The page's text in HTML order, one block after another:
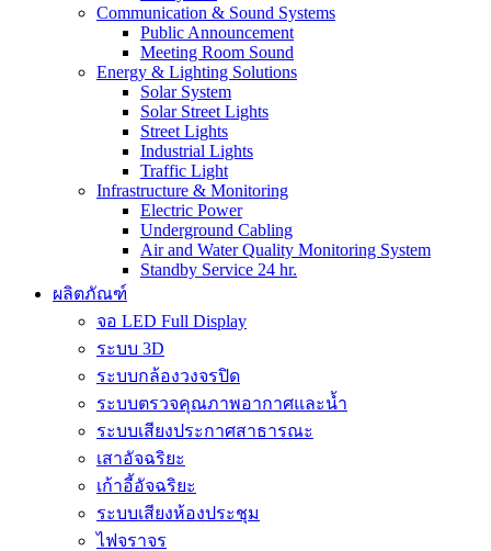
Communication & Sound Systems
Public Announcement
Meeting Room Sound
Energy & Lighting Solutions
Solar System
Solar Street Lights
Street Lights
Industrial Lights
Traffic Light
Infrastructure & Monitoring
Electric Power
Underground Cabling
Air and Water Quality Monitoring System
Standby Service 24 hr.
ผลิตภัณฑ์
จอ LED Full Display
ระบบ 3D
ระบบกล้องวงจรปิด
ระบบตรวจคุณภาพอากาศและน้ำ
ระบบเสียงประกาศสาธารณะ
เสาอัจฉริยะ
เก้าอี้อัจฉริยะ
ระบบเสียงห้องประชุม
ไฟจราจร